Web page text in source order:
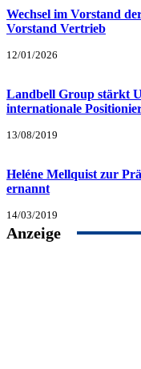
Wechsel im Vorstand
Vorstand Vertrieb
12/01/2026
Landbell Group stärkt
internationale
13/08/2019
Heléne Mellquist zur
ernannt
14/03/2019
Anzeige